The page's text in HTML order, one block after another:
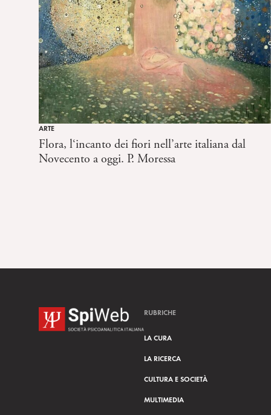
ARTE
Flora, l‘incanto dei fiori nell’arte italiana dal
Novecento a oggi. P. Moressa
RUBRICHE
LA CURA
LA RICERCA
CULTURA E SOCIETÀ
MULTIMEDIA